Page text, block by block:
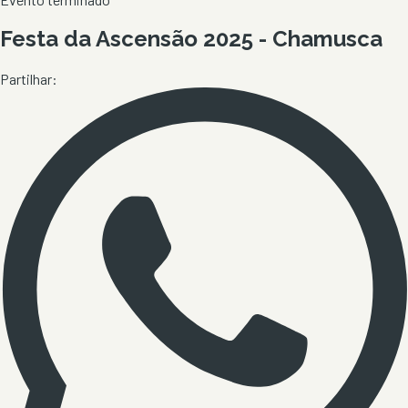
Festa da Ascensão 2025 - Chamusca
Partilhar: